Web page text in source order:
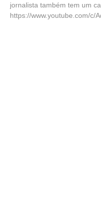
jornalista também tem um
https://www.youtube.com/c/